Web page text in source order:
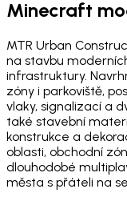
Minecraft
MTR Urban
na stavbu
infrastruktury.
zóny i parkoviště,
vlaky, signalizací a
také stavební
konstrukce a
oblasti, obchodní
dlouhodobé
města s přáteli na